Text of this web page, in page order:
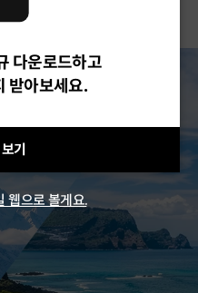
다운로드하고
받아보세요.
기
웹으로 볼게요.